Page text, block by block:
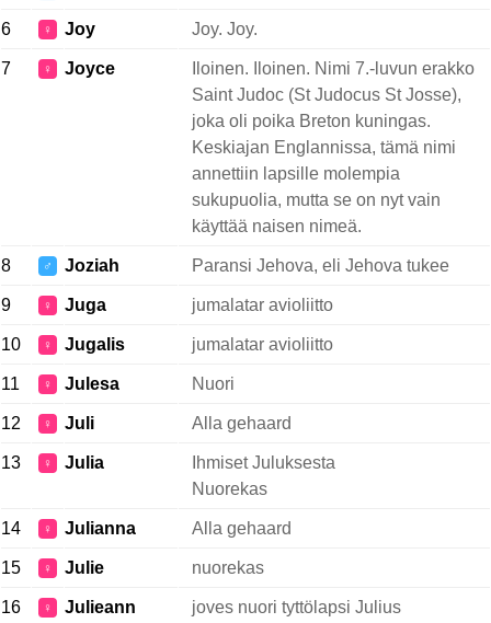
6 ♀ Joy Joy. Joy.
7 ♀ Joyce
Iloinen. Iloinen. Nimi 7.-luvun erakko
Saint Judoc (St Judocus St Josse),
joka oli poika Breton kuningas.
Keskiajan Englannissa, tämä nimi
annettiin lapsille molempia
sukupuolia, mutta se on nyt vain
käyttää naisen nimeä.
8 ♂ Joziah Paransi Jehova, eli Jehova tukee
9 ♀ Juga jumalatar avioliitto
10 ♀ Jugalis jumalatar avioliitto
11 ♀ Julesa Nuori
12 ♀ Juli Alla gehaard
13 ♀ Julia
Ihmiset Juluksesta
Nuorekas
14 ♀ Julianna Alla gehaard
15 ♀ Julie nuorekas
16 ♀ Julieann joves nuori tyttölapsi Julius